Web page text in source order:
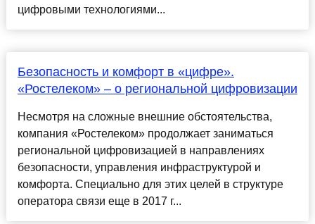
цифровыми технологиями...
Безопасность и комфорт в «цифре».
«Ростелеком» – о региональной цифровизации
Несмотря на сложные внешние обстоятельства,
компания «Ростелеком» продолжает заниматься
региональной цифровизацией в направлениях
безопасности, управления инфраструктурой и
комфорта. Специально для этих целей в структуре
оператора связи еще в 2017 г...